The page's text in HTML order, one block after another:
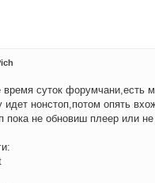
время суток форумчани,есть
идет нонстоп,потом опять
пока не обновиш плеер или